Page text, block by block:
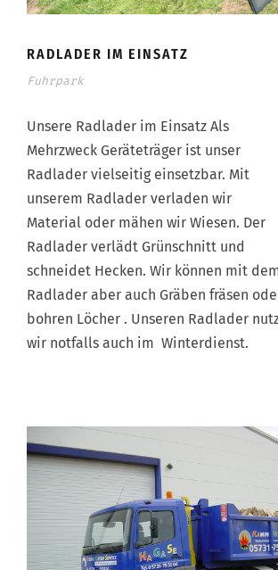
RADLADER IM EINSATZ
Fuhrpark
Unsere Radlader im Einsatz Als
Mehrzweck Geräteträger ist unser
Radlader vielseitig einsetzbar. Mit
unserem Radlader verladen wir
Material oder mähen wir Wiesen. Der
Radlader verlädt Grünschnitt und
schneidet Hecken. Wir können mit
Radlader aber auch Gräben fräsen
bohren Löcher . Unseren Radlader
wir notfalls auch im Winterdienst.